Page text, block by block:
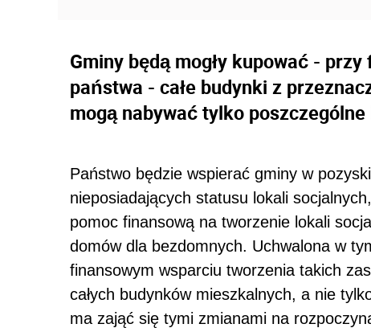
Gminy będą mogły kupować -
państwa - całe budynki z
mogą nabywać tylko
Państwo będzie wspierać gminy w
nieposiadających statusu lokali
pomoc finansową na tworzenie lokali
domów dla bezdomnych. Uchwalona w
finansowym wsparciu tworzenia takich
całych budynków mieszkalnych, a nie
ma zająć się tymi zmianami na